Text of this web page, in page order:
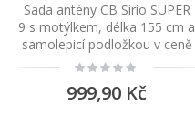
Sada antény CB Sirio SUPER
9 s motýlkem, délka 155 cm a
samolepicí podložkou v ceně
Rating:
0%
999,90 Kč